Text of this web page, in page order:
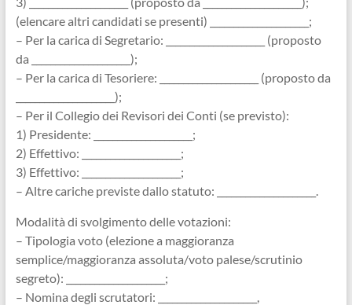
(elencare altri candidati se presenti) _____________________;
– Per la carica di Segretario: _____________________ (proposto
da _____________________);
– Per la carica di Tesoriere: _____________________ (proposto da
_____________________);
– Per il Collegio dei Revisori dei Conti (se previsto):
1) Presidente: _____________________;
2) Effettivo: _____________________;
3) Effettivo: _____________________;
– Altre cariche previste dallo statuto: _____________________.
Modalità di svolgimento delle votazioni:
– Tipologia voto (elezione a maggioranza
semplice/maggioranza assoluta/voto palese/scrutinio
segreto): _____________________;
– Nomina degli scrutatori: _____________________,